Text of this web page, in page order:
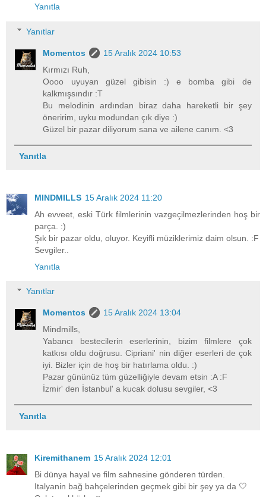
Yanıtla
Yanıtlar
Momentos
15 Aralık 2024 10:53
Kırmızı Ruh,
Oooo uyuyan güzel gibisin :) e bomba gibi de
kalkmışsındır :T
Bu melodinin ardından biraz daha hareketli bir şey
öneririm, uyku modundan çık diye :)
Güzel bir pazar diliyorum sana ve ailene canım. <3
Yanıtla
MINDMILLS 15 Aralık 2024 11:20
Ah evveet, eski Türk filmlerinin vazgeçilmezlerinden hoş bir
parça. :)
Şık bir pazar oldu, oluyor. Keyifli müziklerimiz daim olsun. :F
Sevgiler..
Yanıtla
Yanıtlar
Momentos
15 Aralık 2024 13:04
Mindmills,
Yabancı bestecilerin eserlerinin, bizim filmlere çok
katkısı oldu doğrusu. Cipriani' nin diğer eserleri de çok
iyi. Bizler için de hoş bir hatırlama oldu. :)
Pazar gününüz tüm güzelliğiyle devam etsin :A :F
İzmir' den İstanbul' a kucak dolusu sevgiler, <3
Yanıtla
Kiremithanem 15 Aralık 2024 12:01
Bi dünya hayal ve film sahnesine gönderen türden.
Italyanin bağ bahçelerinden geçmek gibi bir şey ya da 🤍